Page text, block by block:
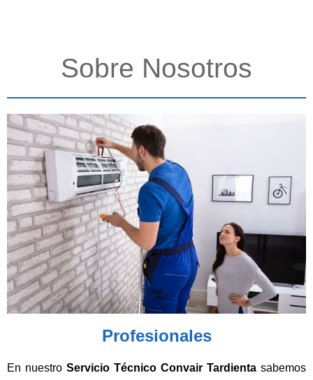
Sobre Nosotros
Profesionales
En nuestro Servicio Técnico Convair Tardienta sabemos